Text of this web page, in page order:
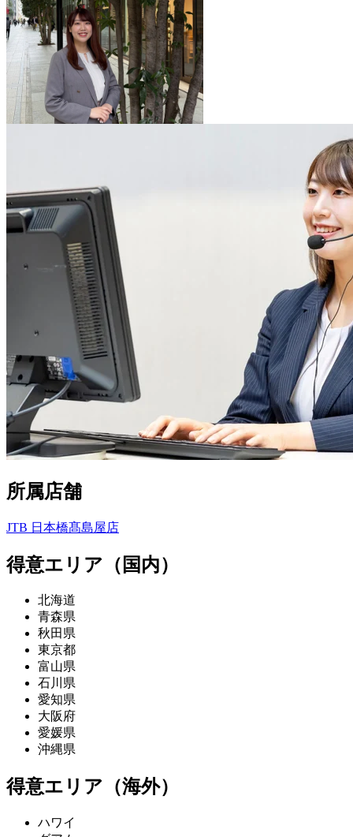
所属店舗
JTB 日本橋髙島屋店
得意エリア（国内）
北海道
青森県
秋田県
東京都
富山県
石川県
愛知県
大阪府
愛媛県
沖縄県
得意エリア（海外）
ハワイ